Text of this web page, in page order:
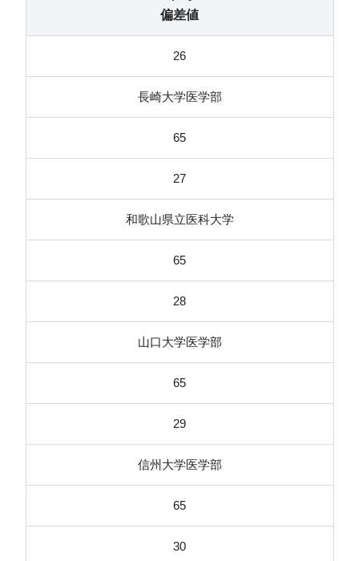
偏差値
26
長崎大学医学部
65
27
和歌山県立医科大学
65
28
山口大学医学部
65
29
信州大学医学部
65
30